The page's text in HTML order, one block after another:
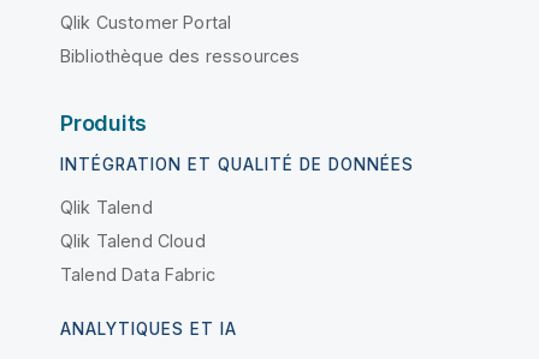
Qlik Customer Portal
Bibliothèque des ressources
Produits
INTÉGRATION ET QUALITÉ DE DONNÉES
Qlik Talend
Qlik Talend Cloud
Talend Data Fabric
ANALYTIQUES ET IA